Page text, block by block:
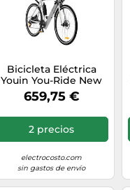
Bicicleta Eléctrica
Youin You-Ride New
York BK1500
659,75 €
2 precios
electrocosto.com
sin gastos de envío